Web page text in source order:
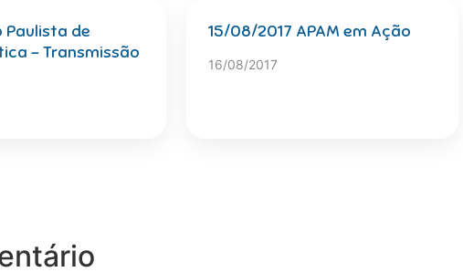
Paulista de
– Transmissão
15/08/2017 APAM em Ação
16/08/2017